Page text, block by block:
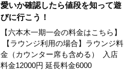
愛いか確認したら値段を知って遊
びに行こう！
【六本木一期一会の料金はこちら】
【ラウンジ利用の場合】ラウンジ料
金（カウンター席も含める） 入店
料金12000円 延長料金6000